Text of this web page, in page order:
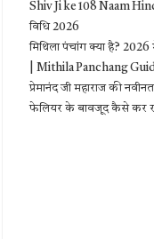
Shiv Ji ke 108 Naam
विधि 2026
मिथिला पंचांग क्या है?
| Mithila Panchang
प्रेमानंद जी महाराज की
फेलियर के बावजूद कैसे कर रहे